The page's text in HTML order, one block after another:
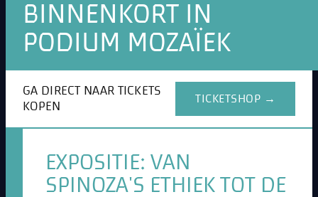
BINNENKORT IN
PODIUM MOZAÏEK
GA DIRECT NAAR TICKETS
KOPEN
TICKETSHOP →
EXPOSITIE: VAN
SPINOZA'S ETHIEK TOT DE